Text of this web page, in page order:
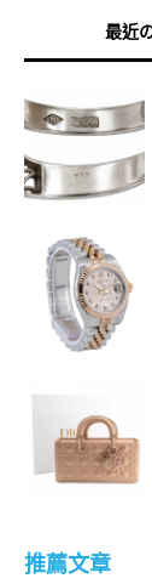
最近
推薦文章